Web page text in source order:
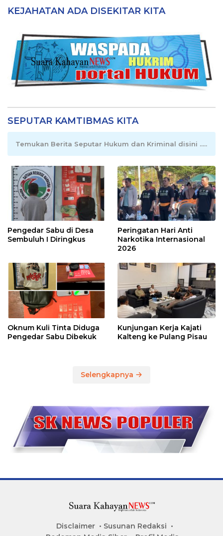
Sejumlah Program Mendapatkan
15 Juli 2026
Perkuat Tata Kelola Aset, Pemerintah
Sampaikan Pedoman Baru
7 Juli 2026
DPRD Pulang Pisau Perkuat Regulasi
Daerah
30 Juni 2026
23 Juni 2026
Selengkapnya
SPEACE IKLAN HUB. 0811504141
SEPUTAR KAMTIBMAS KITA